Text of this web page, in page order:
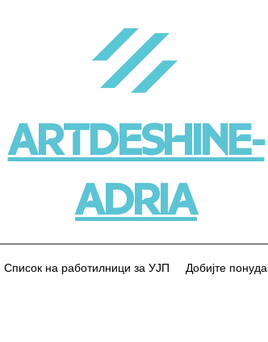
ARTDESHINE-
ADRIA
Список на работилници за УЈП Добијте понуда